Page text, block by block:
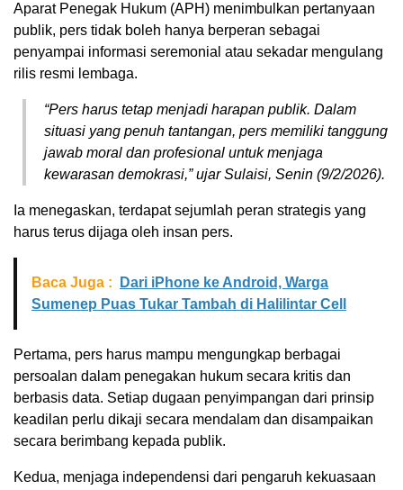
Aparat Penegak Hukum (APH) menimbulkan pertanyaan
publik, pers tidak boleh hanya berperan sebagai
penyampai informasi seremonial atau sekadar mengulang
rilis resmi lembaga.
“Pers harus tetap menjadi harapan publik. Dalam
situasi yang penuh tantangan, pers memiliki tanggung
jawab moral dan profesional untuk menjaga
kewarasan demokrasi,” ujar Sulaisi, Senin (9/2/2026).
Ia menegaskan, terdapat sejumlah peran strategis yang
harus terus dijaga oleh insan pers.
Baca Juga :
Dari iPhone ke Android, Warga
Sumenep Puas Tukar Tambah di Halilintar Cell
Pertama, pers harus mampu mengungkap berbagai
persoalan dalam penegakan hukum secara kritis dan
berbasis data. Setiap dugaan penyimpangan dari prinsip
keadilan perlu dikaji secara mendalam dan disampaikan
secara berimbang kepada publik.
Kedua, menjaga independensi dari pengaruh kekuasaan